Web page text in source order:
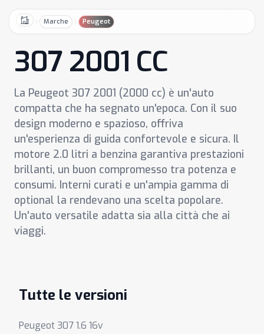
HomeMarche Peugeot
307 2001 CC
La Peugeot 307 2001 (2000 cc) è un'auto
compatta che ha segnato un'epoca. Con il suo
design moderno e spazioso, offriva
un'esperienza di guida confortevole e sicura. Il
motore 2.0 litri a benzina garantiva prestazioni
brillanti, un buon compromesso tra potenza e
consumi. Interni curati e un'ampia gamma di
optional la rendevano una scelta popolare.
Un'auto versatile adatta sia alla città che ai
viaggi.
Tutte le versioni
Peugeot 307 1.6 16v